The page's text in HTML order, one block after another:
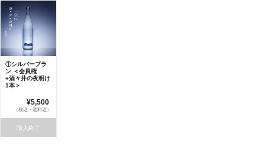
①シルバープラ
ン ＜会員権
+酒々井の夜明け
1本＞
¥5,500
（税込・送料込）
購入終了